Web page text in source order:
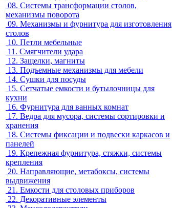
08. Системы трансформации столов,
механизмы поворота
09. Механизмы и фурнитура для изготовления
столов
10. Петли мебельные
11. Смягчители удара
12. Защелки, магниты
13. Подъемные механизмы для мебели
14. Сушки для посуды
15. Сетчатые емкости и бутылочницы для
кухни
16. Фурнитура для ванных комнат
17. Ведра для мусора, системы сортировки и
хранения
18. Системы фиксации и подвески каркасов и
панелей
19. Крепежная фурнитура, стяжки, системы
крепления
20. Направляющие, метабоксы, системы
выдвижения
21. Емкости для столовых приборов
22. Декоративные элементы